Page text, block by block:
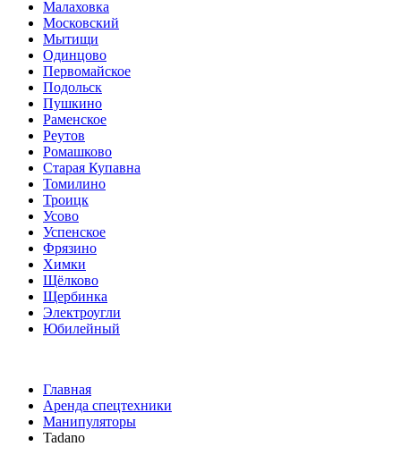
Малаховка
Московский
Мытищи
Одинцово
Первомайское
Подольск
Пушкино
Раменское
Реутов
Ромашково
Старая Купавна
Томилино
Троицк
Усово
Успенское
Фрязино
Химки
Щёлково
Щербинка
Электроугли
Юбилейный
Главная
Аренда спецтехники
Манипуляторы
Tadano